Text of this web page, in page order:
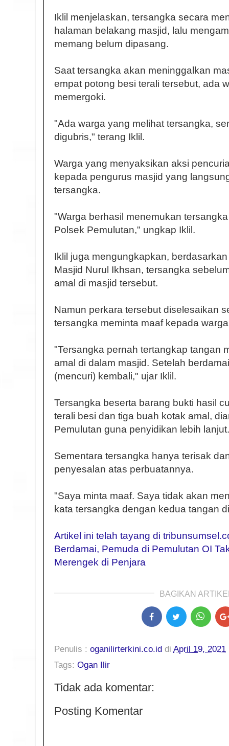
Iklil menjelaskan, tersangka secara
halaman belakang masjid, lalu
memang belum dipasang.
Saat tersangka akan meninggalkan
empat potong besi terali tersebut, ada
memergoki.
"Ada warga yang melihat tersangka,
digubris," terang Iklil.
Warga yang menyaksikan aksi
kepada pengurus masjid yang
tersangka.
"Warga berhasil menemukan
Polsek Pemulutan," ungkap Iklil.
Iklil juga mengungkapkan,
Masjid Nurul Ikhsan, tersangka
amal di masjid tersebut.
Namun perkara tersebut diselesaikan
tersangka meminta maaf kepada
"Tersangka pernah tertangkap tangan
amal di dalam masjid. Setelah
(mencuri) kembali," ujar Iklil.
Tersangka beserta barang bukti hasil
terali besi dan tiga buah kotak amal,
Pemulutan guna penyidikan lebih lanjut.
Sementara tersangka hanya terisak
penyesalan atas perbuatannya.
"Saya minta maaf. Saya tidak akan
kata tersangka dengan kedua tangan
Artikel ini telah tayang di
Berdamai, Pemuda di Pemulutan OI
Merengek di Penjara
BAGIKAN
Penulis : oganilirterkini.co.id di April 19, 2021
Tags: Ogan Ilir
Tidak ada komentar:
Posting Komentar